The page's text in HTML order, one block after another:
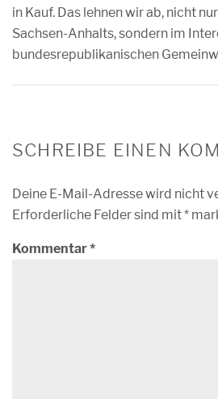
in Kauf. Das lehnen wir ab, nicht
Sachsen-Anhalts, sondern im
bundesrepublikanischen
SCHREIBE EINEN
Deine E-Mail-Adresse wird nicht
Erforderliche Felder sind mit*
Kommentar*